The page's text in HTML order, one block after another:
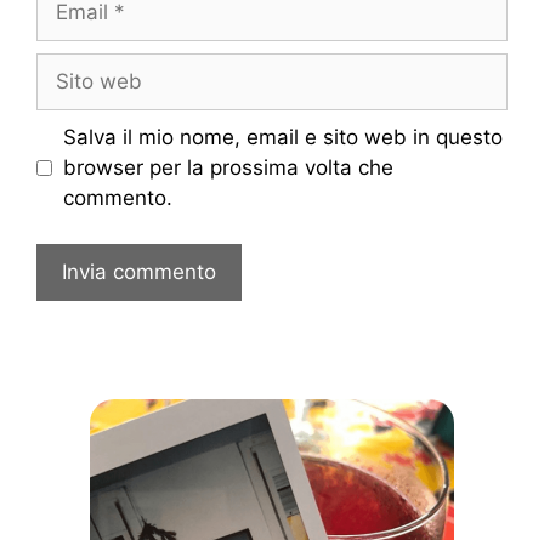
web
Salva il mio nome, email e sito web in questo
browser per la prossima volta che
commento.